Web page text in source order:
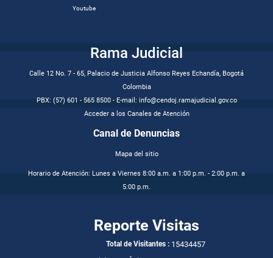
Youtube
Rama Judicial
Calle 12 No. 7 - 65, Palacio de Justicia Alfonso Reyes Echandía, Bogotá
Colombia
PBX: (57) 601 - 565 8500 - E-mail: info@cendoj.ramajudicial.gov.co
Acceder a los Canales de Atención
Canal de Denuncias
Mapa del sitio
Horario de Atención: Lunes a Viernes 8:00 a.m. a 1:00 p.m. - 2:00 p.m. a
5:00 p.m.
Reporte Visitas
Total de Visitantes : 15434457